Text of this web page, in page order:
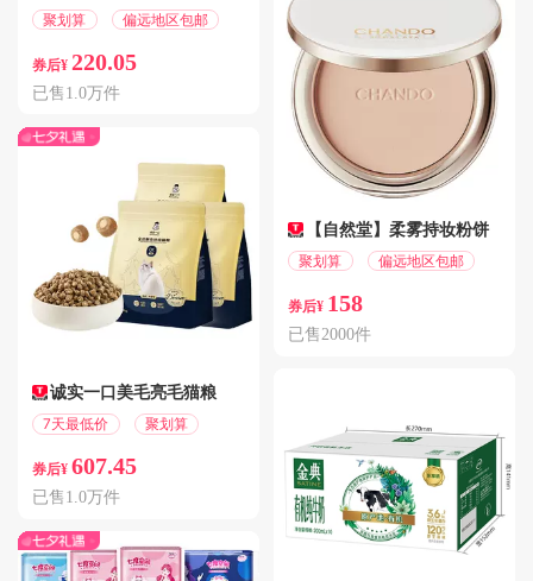
聚划算 偏远地区包邮
券后¥ 220.05
已售1.0万件
诚实一口美毛亮毛猫粮
7天最低价 聚划算
券后¥ 607.45
已售1.0万件
【自然堂】柔雾持妆粉饼
聚划算 偏远地区包邮
券后¥ 158
已售2000件